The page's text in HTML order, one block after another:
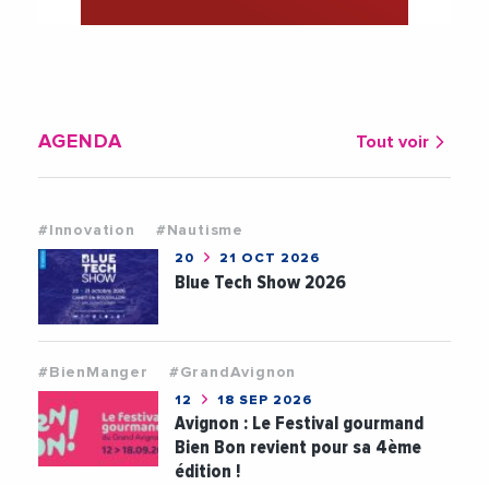
AGENDA Tout voir
#Innovation #Nautisme
20 21 OCT 2026
Blue Tech Show 2026
#BienManger #GrandAvignon
12 18 SEP 2026
Avignon : Le Festival gourmand
Bien Bon revient pour sa 4ème
édition !